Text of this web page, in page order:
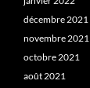
décembre 2021
novembre 2021
octobre 2021
août 2021